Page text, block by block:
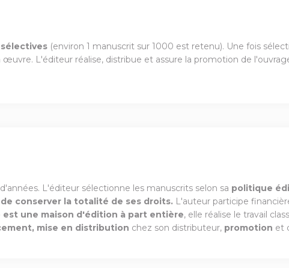
(environ 1 manuscrit sur 1000 est retenu). Une fois
œuvre. L'éditeur réalise, distribue et assure la promotion de
L'éditeur sélectionne les manuscrits selon sa politique
conserver la totalité de ses droits. L'auteur participe
une maison d'édition à part entière, elle réalise le travail
mise en distribution chez son distributeur, promotion et